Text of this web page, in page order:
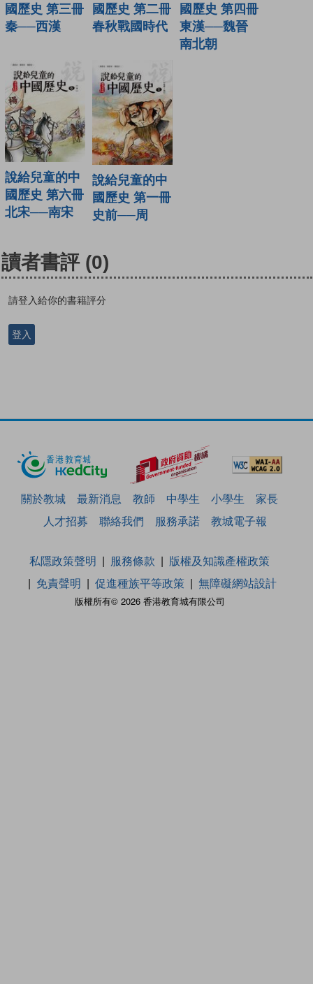
國歷史 第三冊
秦──西漢
國歷史 第二冊
春秋戰國時代
國歷史 第四冊
東漢──魏晉
南北朝
說給兒童的中
國歷史 第六冊
北宋──南宋
說給兒童的中
國歷史 第一冊
史前──周
讀者書評 (0)
請登入給你的書籍評分
登入
關於教城 最新消息 教師 中學生 小學生
家長
人才招募
聯絡我們 服務承諾 教城電子報
版權所有© 2026 香港教育城有限公司
私隱政策聲明 服務條款
版權及知識產權政策
免責聲明
促進種族平等政策 無障礙網站設計